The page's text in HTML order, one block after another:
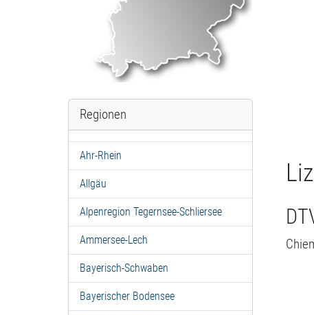
Regionen
Ahr-Rhein
Allgäu
Alpenregion Tegernsee-Schliersee
Ammersee-Lech
Bayerisch-Schwaben
Bayerischer Bodensee